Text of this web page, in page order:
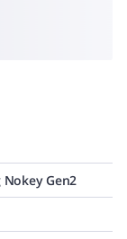
Gen2